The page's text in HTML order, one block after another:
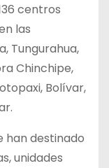
centros
las
Tungurahua,
Chinchipe,
Bolívar,
han destinado
unidades